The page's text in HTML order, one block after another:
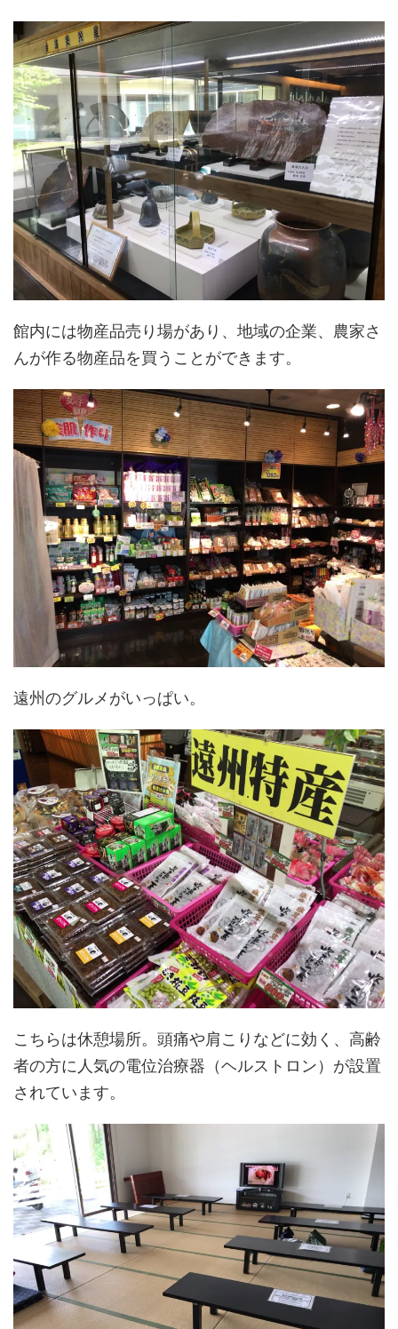
館内には物産品売り場があり、地域の企業、農家さ
んが作る物産品を買うことができます。
遠州のグルメがいっぱい。
こちらは休憩場所。頭痛や肩こりなどに効く、高齢
者の方に人気の電位治療器（ヘルストロン）が設置
されています。